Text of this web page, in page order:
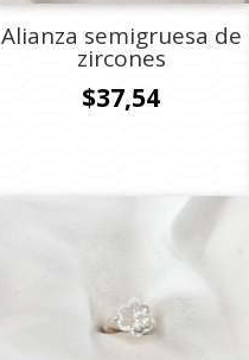
Alianza semigruesa de
zircones
$37,54